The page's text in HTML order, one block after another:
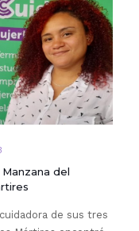
del
de sus tres